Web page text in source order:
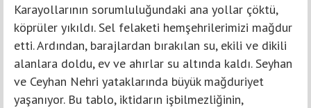
Karayollarının sorumluluğundaki ana yollar çöktü,
köprüler yıkıldı. Sel felaketi hemşehrilerimizi mağdur
etti. Ardından, barajlardan bırakılan su, ekili ve dikili
alanlara doldu, ev ve ahırlar su altında kaldı. Seyhan
ve Ceyhan Nehri yataklarında büyük mağduriyet
yaşanıyor. Bu tablo, iktidarın işbilmezliğinin,